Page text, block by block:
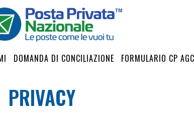
DOMANDA DI CONCILIAZIONE FORMULARIO CP
PRIVACY